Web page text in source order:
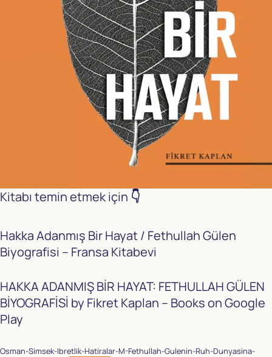
Kitabı temin etmek için 👇
Hakka Adanmış Bir Hayat / Fethullah Gülen
Biyografisi – Fransa Kitabevi
HAKKA ADANMIŞ BİR HAYAT: FETHULLAH GÜLEN
BİYOGRAFİSİ by Fikret Kaplan – Books on Google
Play
Osman-Simsek-Ibretlik-Hatiralar-M-Fethullah-Gulenin-Ruh-Dunyasina-